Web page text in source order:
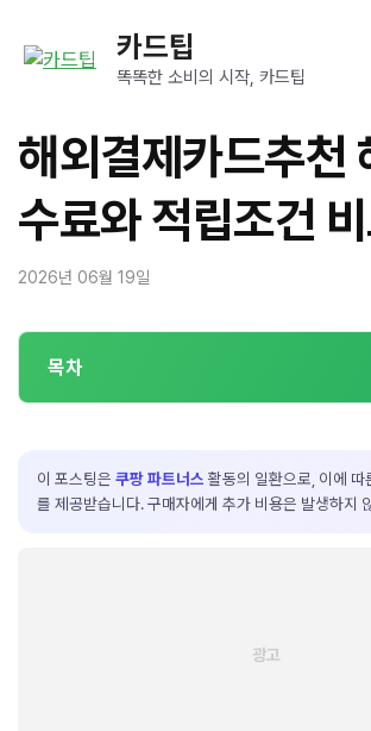
카드팁
똑똑한 소비의 시작, 카드팁
해외결제카드추천
수료와 적립조건
2026년 06월 19일
목차
이 포스팅은 쿠팡 파트너스 활동의 일환으로, 이에 따
를 제공받습니다. 구매자에게 추가 비용은 발생하지